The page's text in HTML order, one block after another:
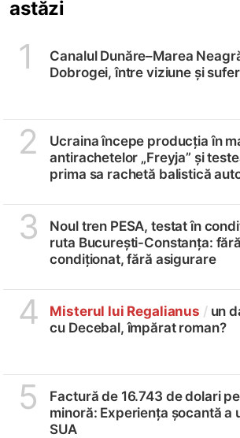
astăzi
1
Canalul Dunăre–Marea
Dobrogei, între viziune și
2
Ucraina începe producția în
antirachetelor „Freyja” și
prima sa rachetă balistică
3
Noul tren PESA, testat în
ruta București-Constanța:
condiționat, fără asigurare
4 Misterul lui Regalianus /un
cu Decebal, împărat roman?
5
Factură de 16.743 de dolari
minoră: Experiența șocantă a
SUA